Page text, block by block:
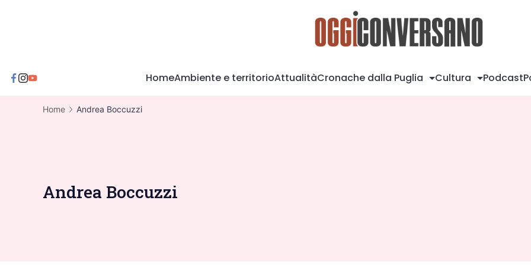
HomeAmbiente e territorioAttualitàCronache dalla Puglia Cultura Podcast
Home Andrea Boccuzzi
Andrea Boccuzzi